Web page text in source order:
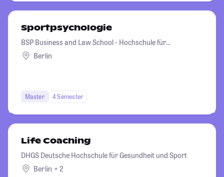
Sportpsychologie
BSP Business and Law School - Hochschule für
Management und Recht
Berlin
Master 4 Semester
Life Coaching
DHGS Deutsche Hochschule für Gesundheit und Sport
Berlin + 2